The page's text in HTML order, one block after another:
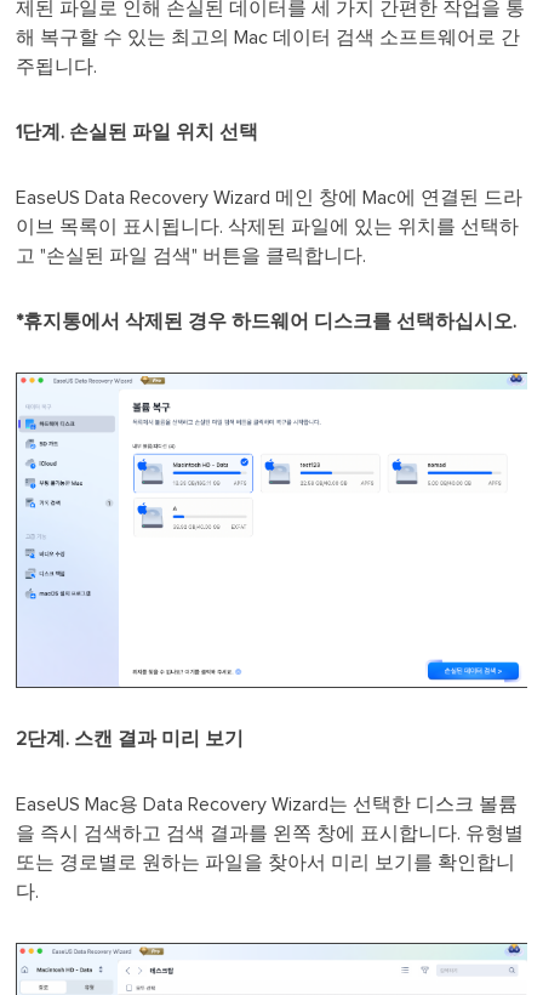
제된 파일로 인해 손실된 데이터를 세 가지 간편한 작업을 통
해 복구할 수 있는 최고의 Mac 데이터 검색 소프트웨어로 간
주됩니다.
1단계. 손실된 파일 위치 선택
EaseUS Data Recovery Wizard 메인 창에 Mac에 연결된 드라
이브 목록이 표시됩니다. 삭제된 파일에 있는 위치를 선택하
고 "손실된 파일 검색" 버튼을 클릭합니다.
*휴지통에서 삭제된 경우 하드웨어 디스크를 선택하십시오.
2단계. 스캔 결과 미리 보기
EaseUS Mac용 Data Recovery Wizard는 선택한 디스크 볼륨
을 즉시 검색하고 검색 결과를 왼쪽 창에 표시합니다. 유형별
또는 경로별로 원하는 파일을 찾아서 미리 보기를 확인합니
다.